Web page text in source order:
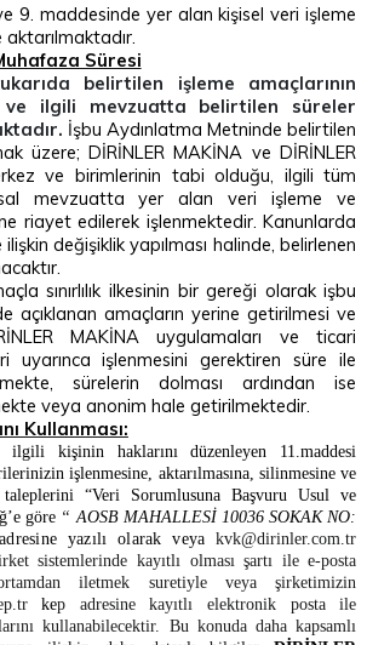
9. maddesinde yer alan kişisel veri işleme
aktarılmaktadır.
Süresi
belirtilen işleme amaçlarının
ilgili mevzuatta belirtilen süreler
İşbu Aydınlatma Metninde belirtilen
üzere; DİRİNLER MAKİNA ve DİRİNLER
ve birimlerinin tabi olduğu, ilgili tüm
mevzuatta yer alan veri işleme ve
riayet edilerek işlenmektedir. Kanunlarda
değişiklik yapılması halinde, belirlenen
sınırlılık ilkesinin bir gereği olarak işbu
açıklanan amaçların yerine getirilmesi ve
MAKİNA uygulamaları ve ticari
uyarınca işlenmesini gerektiren süre ile
sürelerin dolması ardından ise
veya anonim hale getirilmektedir.
Kullanması:
kişinin haklarını düzenleyen 11.maddesi
işlenmesine, aktarılmasına, silinmesine ve
“Veri Sorumlusuna Başvuru Usul ve
göre “ AOSB MAHALLESİ 10036 SOKAK NO:
adresine yazılı olarakveyakvk@dirinler.com.tr
sistemlerinde kayıtlı olması şartı ile e-posta
iletmek suretiyle veya şirketimizin
kep adresine kayıtlı elektronik posta ile
kullanabilecektir. Bu konuda daha kapsamlı